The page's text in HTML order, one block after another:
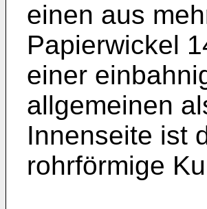
einen aus
Papierwickel
einer
allgemeinen
Innenseite ist
rohrförmige